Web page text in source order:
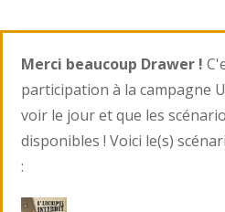
Merci beaucoup Drawer !
participation à la campagne
voir le jour et que les
disponibles ! Voici le(s)
: